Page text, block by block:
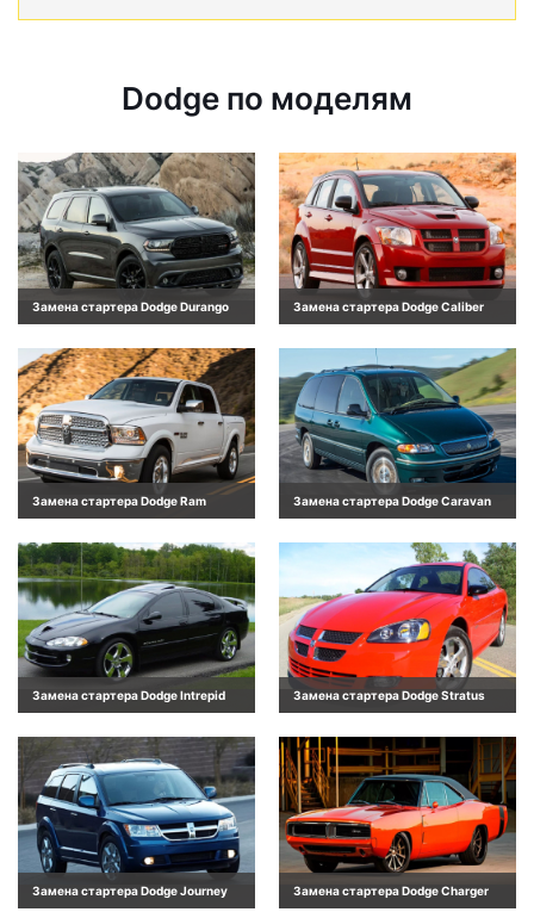
Dodge по моделям
Замена стартера Dodge Durango Замена стартера Dodge Caliber
Замена стартера Dodge Ram Замена стартера Dodge Caravan
Замена стартера Dodge Intrepid Замена стартера Dodge Stratus
Замена стартера Dodge Journey Замена стартера Dodge Charger